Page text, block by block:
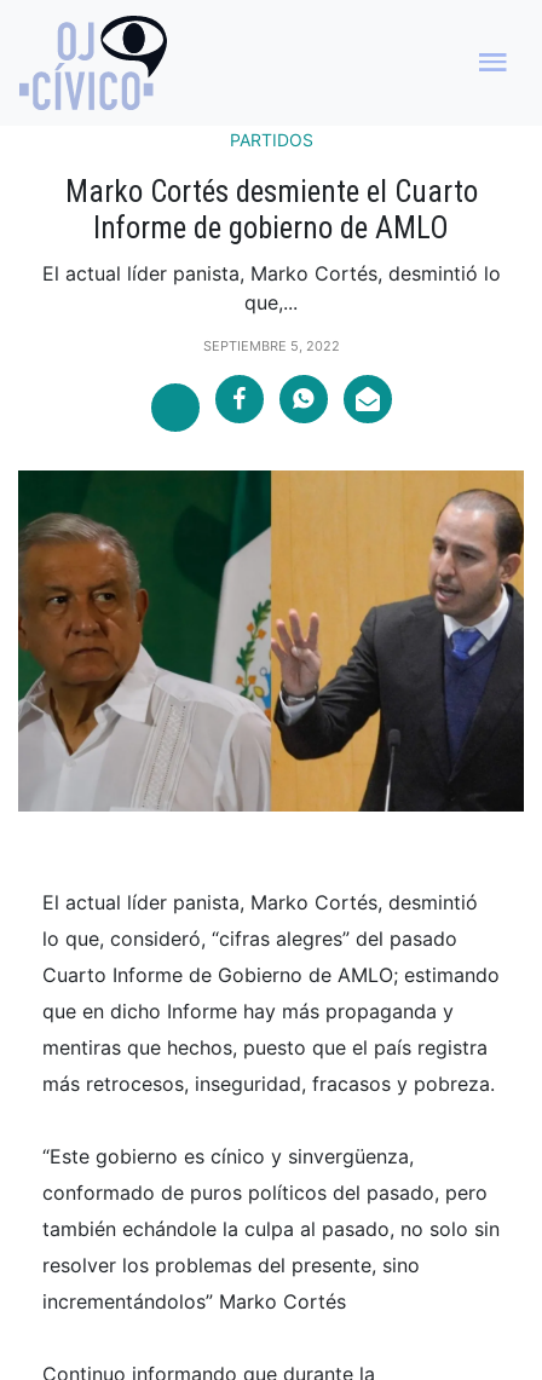
PARTIDOS
Marko Cortés desmiente el Cuarto
Informe de gobierno de AMLO
El actual líder panista, Marko Cortés, desmintió lo
que,...
SEPTIEMBRE 5, 2022
El actual líder panista, Marko Cortés, desmintió
lo que, consideró, “cifras alegres” del pasado
Cuarto Informe de Gobierno de AMLO; estimando
que en dicho Informe hay más propaganda y
mentiras que hechos, puesto que el país registra
más retrocesos, inseguridad, fracasos y pobreza.
“Este gobierno es cínico y sinvergüenza,
conformado de puros políticos del pasado, pero
también echándole la culpa al pasado, no solo sin
resolver los problemas del presente, sino
incrementándolos” Marko Cortés
Continuo informando que durante la